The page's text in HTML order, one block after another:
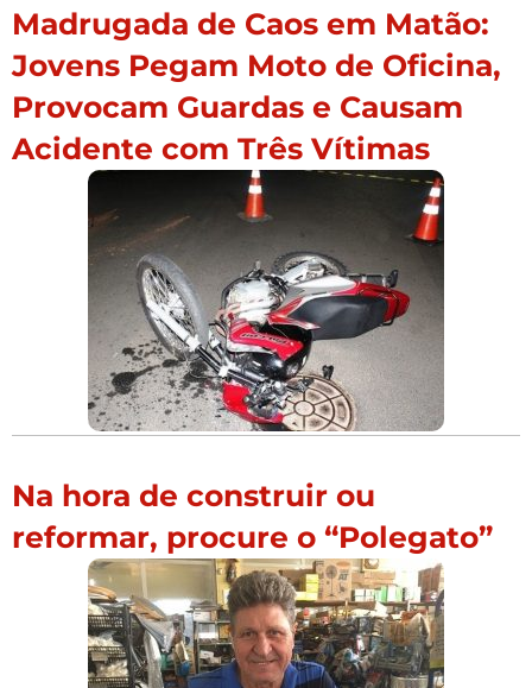
Madrugada de Caos em Matão:
Jovens Pegam Moto de Oficina,
Provocam Guardas e Causam
Acidente com Três Vítimas
Na hora de construir ou
reformar, procure o “Polegato”